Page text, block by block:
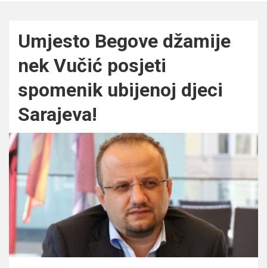
Umjesto Begove džamije
nek Vučić posjeti
spomenik ubijenoj djeci
Sarajeva!